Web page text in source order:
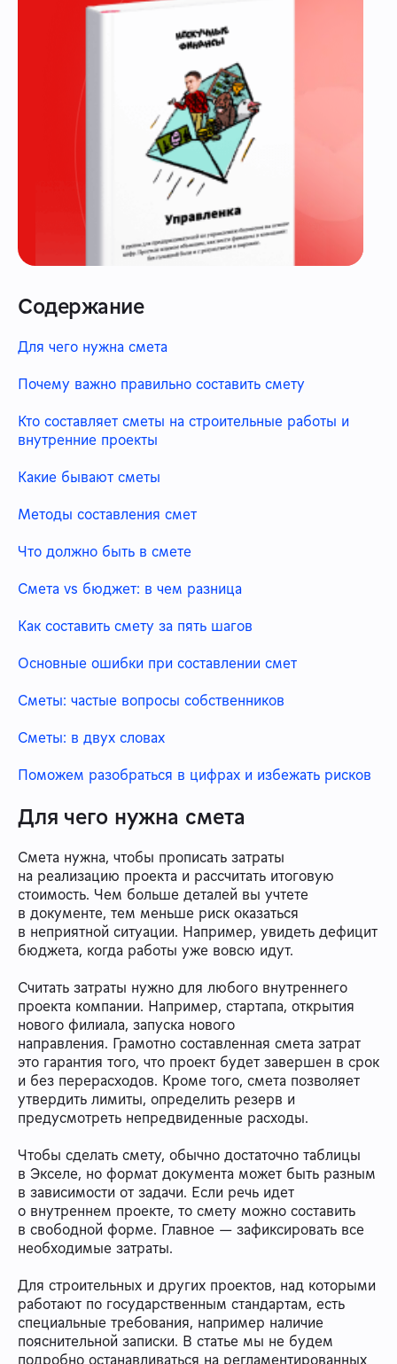
Содержание
Для чего нужна смета
Почему важно правильно составить смету
Кто составляет сметы на строительные работы и
внутренние проекты
Какие бывают сметы
Методы составления смет
Что должно быть в смете
Смета vs бюджет: в чем разница
Как составить смету за пять шагов
Основные ошибки при составлении смет
Сметы: частые вопросы собственников
Сметы: в двух словах
Поможем разобраться в цифрах и избежать рисков
Для чего нужна смета
Смета нужна, чтобы прописать затраты
на реализацию проекта и рассчитать итоговую
стоимость. Чем больше деталей вы учтете
в документе, тем меньше риск оказаться
в неприятной ситуации. Например, увидеть дефицит
бюджета, когда работы уже вовсю идут.
Считать затраты нужно для любого внутреннего
проекта компании. Например, стартапа, открытия
нового филиала, запуска нового
направления. Грамотно составленная смета затрат
это гарантия того, что проект будет завершен в срок
и без перерасходов. Кроме того, смета позволяет
утвердить лимиты, определить резерв и
предусмотреть непредвиденные расходы.
Чтобы сделать смету, обычно достаточно таблицы
в Экселе, но формат документа может быть разным
в зависимости от задачи. Если речь идет
о внутреннем проекте, то смету можно составить
в свободной форме. Главное — зафиксировать все
необходимые затраты.
Для строительных и других проектов, над которыми
работают по государственным стандартам, есть
специальные требования, например наличие
пояснительной записки. В статье мы не будем
подробно останавливаться на регламентированных